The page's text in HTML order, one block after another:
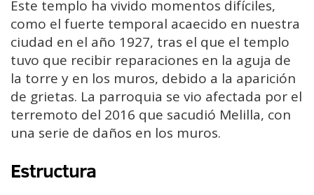
Este templo ha vivido momentos difíciles,
como el fuerte temporal acaecido en nuestra
ciudad en el año 1927, tras el que el templo
tuvo que recibir reparaciones en la aguja de
la torre y en los muros, debido a la aparición
de grietas. La parroquia se vio afectada por el
terremoto del 2016 que sacudió Melilla, con
una serie de daños en los muros.
Estructura